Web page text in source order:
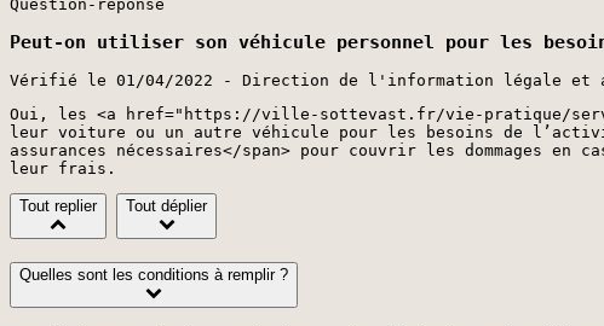
Question-réponse
Peut-on utiliser son véhicule personnel pour les
Vérifié le 01/04/2022 - Direction de l'information légale et
Oui, les <a href="https://ville-sottevast.fr/vie-pratique/
leur voiture ou un autre véhicule pour les besoins de
assurances nécessaires</span> pour couvrir les dommages
leur frais.
Tout replier Tout déplier
Quelles sont les conditions à remplir ?